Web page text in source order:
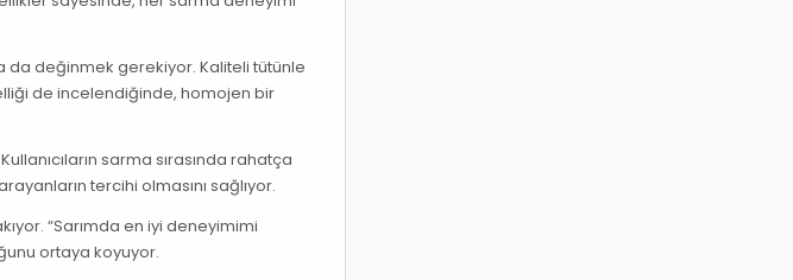
da değinmek gerekiyor. Kaliteli tütünle
de incelendiğinde, homojen bir
sarma sırasında rahatça
tercihi olmasını sağlıyor.
“Sarımda en iyi deneyimimi
ortaya koyuyor.